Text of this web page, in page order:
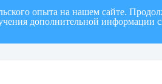
опыта на нашем сайте.
дополнительной информации